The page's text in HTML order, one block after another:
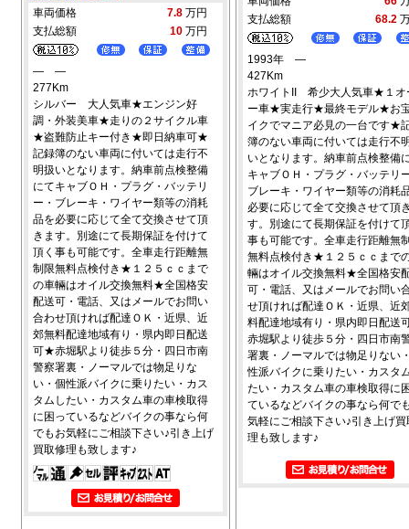
車両価格 7.8 万円
支払総額
10 万円
― ―
277Km
シルバー 大人気車★エンジン好
調・外装美車★走りの２サイクル車
★盗難防止キー付き★即日納車可★
記録簿のない車両に付いては走行不
明扱いとなります。納車前点検整備
にてキャブＯＨ・プラグ・バッテリ
ー・ブレーキ・ワイヤー類等の消耗
品を必要に応じて全て交換させて頂
きます。別途にて長期保証を付けて
頂く事も可能です。全車走行距離無
制限無料点検付き★１２５ｃｃまで
の車輛はオイル交換無料★全国格安
配送可・電話、又はメールでお問い
合わせ頂ければ配達ＯＫ・近県、近
郊無料配達地域有り・県内即日配送
可★赤堀駅より徒歩５分・四日市南
警察署裏・ノーマルでは物足りな
い・個性派バイクに乗りたい・カス
タムしたい・カスタム車の車検取得
に困っているなどバイクの事なら何
でもお気軽にご相談下さい♪引き上げ
買取修理も致します♪
支払総額
68.2
1993年 ―
427Km
ホワイトII 希少大人気車★１オ
ー車★実走行★最終モデル★お
イクでマニア必見の一台です★
簿のない車両に付いては走行不
いとなります。納車前点検整備
キャブＯＨ・プラグ・バッテリ
ブレーキ・ワイヤー類等の消耗
必要に応じて全て交換させて頂
す。別途にて長期保証を付けて
事も可能です。全車走行距離無
無料点検付き★１２５ｃｃまで
輛はオイル交換無料★全国格安
可・電話、又はメールでお問い
せ頂ければ配達ＯＫ・近県、近
料配達地域有り・県内即日配送
赤堀駅より徒歩５分・四日市南
署裏・ノーマルでは物足りない
性派バイクに乗りたい・カスタ
たい・カスタム車の車検取得に
ているなどバイクの事なら何で
気軽にご相談下さい♪引き上げ買
理も致します♪